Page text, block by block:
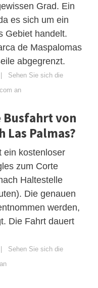
Grad. Ein
es sich um ein
Gebiet handelt.
de Maspalomas
abgegrenzt.
Sehen Sie sich die
an
Busfahrt von
Las Palmas?
ein kostenloser
zum Corte
Haltestelle
Die genauen
werden,
Die Fahrt dauert
Sehen Sie sich die